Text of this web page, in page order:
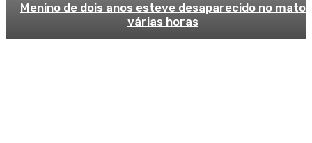
Menino de dois anos esteve desaparecido no mato
várias horas